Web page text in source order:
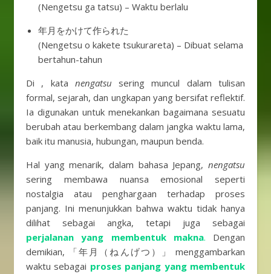
(Nengetsu ga tatsu) – Waktu berlalu
年月をかけて作られた
(Nengetsu o kakete tsukurareta) – Dibuat selama
bertahun-tahun
Di , kata nengatsu sering muncul dalam tulisan
formal, sejarah, dan ungkapan yang bersifat reflektif.
Ia digunakan untuk menekankan bagaimana sesuatu
berubah atau berkembang dalam jangka waktu lama,
baik itu manusia, hubungan, maupun benda.
Hal yang menarik, dalam bahasa Jepang, nengatsu
sering membawa nuansa emosional seperti
nostalgia atau penghargaan terhadap proses
panjang. Ini menunjukkan bahwa waktu tidak hanya
dilihat sebagai angka, tetapi juga sebagai
perjalanan yang membentuk makna. Dengan
demikian, 「年月（ねんげつ）」 menggambarkan
waktu sebagai proses panjang yang membentuk